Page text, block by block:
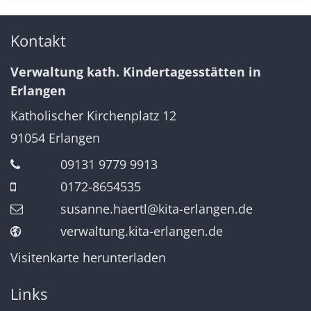
Kontakt
Verwaltung kath. Kindertagesstätten in
Erlangen
Katholischer Kirchenplatz 12
91054 Erlangen
09131 9779 9913
0172-8654535
susanne.haertl@kita-erlangen.de
verwaltung.kita-erlangen.de
Visitenkarte herunterladen
Links